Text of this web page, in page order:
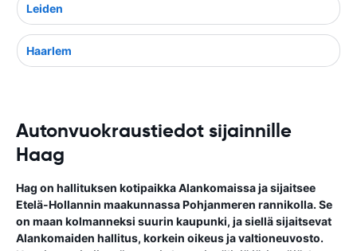
Leiden
Haarlem
Autonvuokraustiedot sijainnille
Haag
Hag on hallituksen kotipaikka Alankomaissa ja sijaitsee
Etelä-Hollannin maakunnassa Pohjanmeren rannikolla. Se
on maan kolmanneksi suurin kaupunki, ja siellä sijaitsevat
Alankomaiden hallitus, korkein oikeus ja valtioneuvosto.